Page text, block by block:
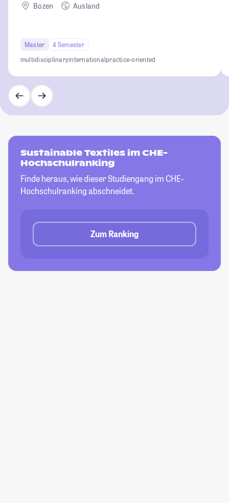
Bozen
Ausland
Master
4 Semester
multidisciplinaryinternationalpractice-oriented
Sustainable Textiles im CHE-
Hochschulranking
Finde heraus, wie dieser Studiengang im CHE-
Hochschulranking abschneidet.
Zum Ranking